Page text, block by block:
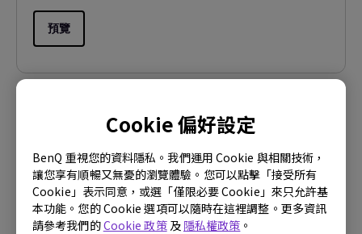
Cookie 偏好設定
BenQ 重視您的資料隱私。我們運用 Cookie 與相關技術，
讓您享有順暢又無憂的瀏覽體驗。您可以點擊「接受所有
Cookie」表示同意，或選「僅限必要 Cookie」來只允許基
本功能。您的 Cookie 選項可以隨時在這裡調整。更多資訊
請參考我們的Cookie 政策及 隱私權政策 。
預覽
快速使用指南
更新:2022/07/18
語言:Traditional Chinese
檔案大小:3.25 MB